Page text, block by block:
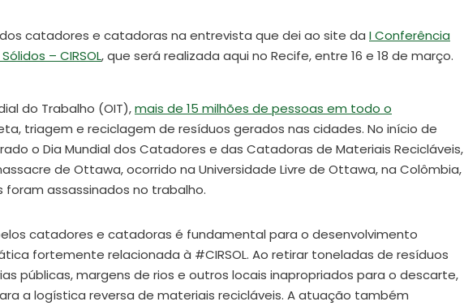
catadores e catadoras na entrevista que dei ao site da I Conferência
– CIRSOL, que será realizada aqui no Recife, entre 16 e 18 de março.
do Trabalho (OIT),mais de 15 milhões de pessoas em todo o
triagem e reciclagem de resíduos gerados nas cidades. No início de
o Dia Mundial dos Catadores e das Catadoras de Materiais Recicláveis,
de Ottawa, ocorrido na Universidade Livre de Ottawa, na Colômbia,
foram assassinados no trabalho.
catadores e catadoras é fundamental para o desenvolvimento
fortemente relacionada à #CIRSOL. Ao retirar toneladas de resíduos
públicas, margens de rios e outros locais inapropriados para o descarte,
a logística reversa de materiais recicláveis. A atuação também